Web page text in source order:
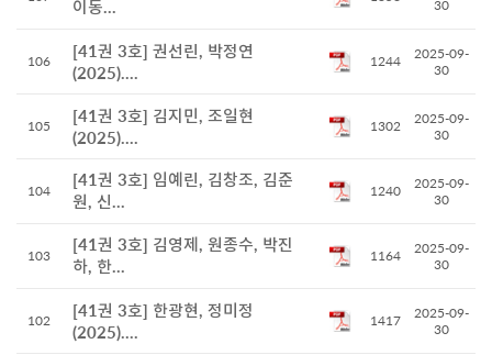
이동...
30
106
[41권 3호] 권선린, 박정연
(2025)....
1244
2025-09-
30
105
[41권 3호] 김지민, 조일현
(2025)....
1302
2025-09-
30
104
[41권 3호] 임예린, 김창조, 김준
원, 신...
1240
2025-09-
30
103
[41권 3호] 김영제, 원종수, 박진
하, 한...
1164
2025-09-
30
102
[41권 3호] 한광현, 정미정
(2025)....
1417
2025-09-
30